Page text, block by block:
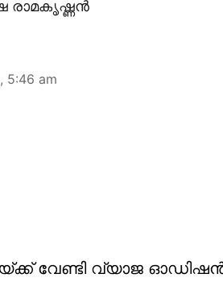
രാമകൃഷ്ണന്‍
5:46 am
വേണ്ടി വ്യാജ ഓഡിഷന്‍